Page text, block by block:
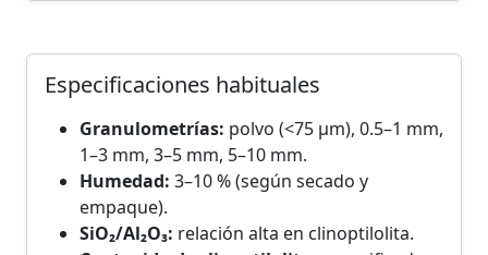
Especificaciones habituales
Granulometrías: polvo (<75 μm), 0.5–1 mm,
1–3 mm, 3–5 mm, 5–10 mm.
Humedad: 3–10 % (según secado y
empaque).
SiO₂/Al₂O₃: relación alta en clinoptilolita.